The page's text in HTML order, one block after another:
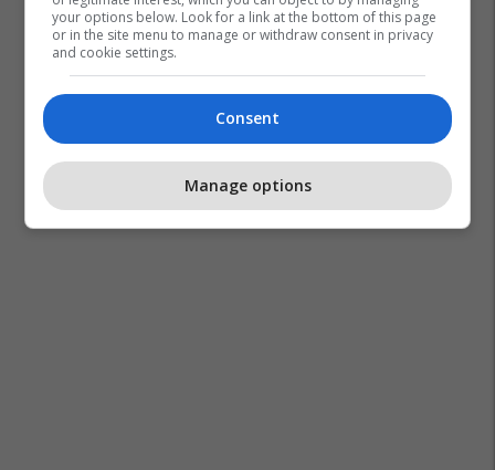
your options below. Look for a link at the bottom of this page
or in the site menu to manage or withdraw consent in privacy
and cookie settings.
Consent
Manage options